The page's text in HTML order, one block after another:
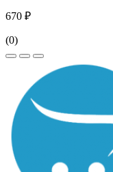
670 ₽
(0)